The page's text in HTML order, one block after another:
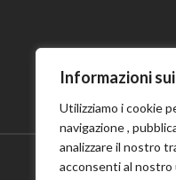
Informazioni
Utilizziamo i cookie
navigazione ,
analizzare il nostro
acconsenti al nostro